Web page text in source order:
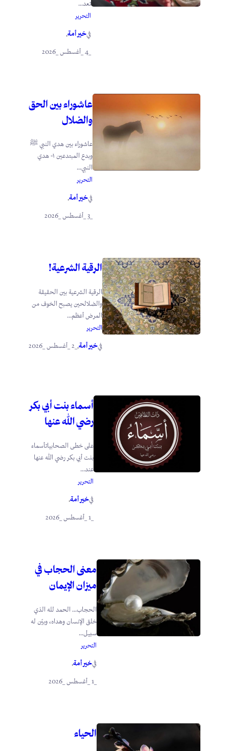
تعد...
التحرير
فيخير أمة.
_4 _أغسطس _2026
عاشوراء بين الحق
والضلال
عاشوراء بين هدي النبي ﷺ
وبدع المبتدعين ١- هدي
النبي...
التحرير
فيخير أمة.
الرقية الشرعية!
الرقية الشرعية بين الحقيقة
والضلالحين يصبح الخوف من
المرض أعظم...
التحرير
فيخير أمة.
أسماء بنت أبي بكر
رضي الله عنها
على خطى الصحابياتأسماء
بنت أبي بكر رضي الله عنها
عند...
التحرير
فيخير أمة.
_1 _أغسطس _2026
معنى الحجاب في
ميزان الإيمان
الحجاب… الحمد لله الذي
خلق الإنسان وهداه، وبيّن له
سبيل...
التحرير
فيخير أمة.
_1 _أغسطس _2026
الحياء